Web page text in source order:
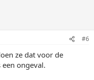
#6
ze dat voor de
ongeval.